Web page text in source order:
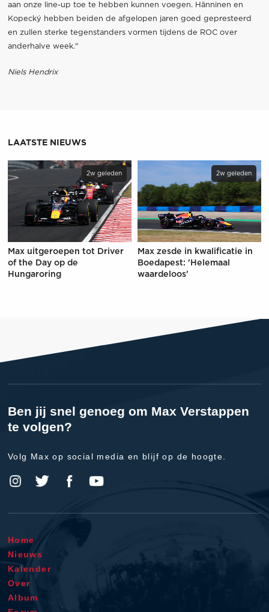
aan onze line-up toe te hebben kunnen voegen. Hänninen en
Kopecký hebben beiden de afgelopen jaren goed gepresteerd
en zullen sterke tegenstanders vormen tijdens de ROC over
anderhalve week."
Niels Hendrix
LAATSTE NIEUWS
2w geleden
Max uitgeroepen tot Driver
of the Day op de
Hungaroring
2w geleden
Max zesde in kwalificatie in
Boedapest: 'Helemaal
waardeloos'
Ben jij snel genoeg om Max Verstappen
te volgen?
Volg Max op social media en blijf op de hoogte.
Home
Nieuws
Kalender
Over
Album